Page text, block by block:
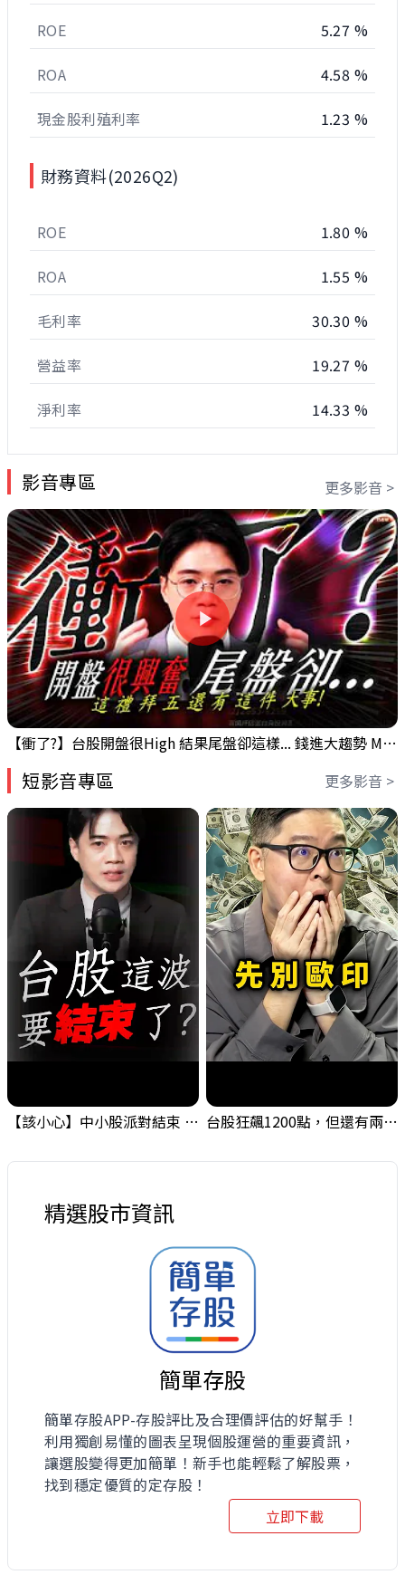
ROE 5.27 %
ROA 4.58 %
現金股利殖利率 1.23 %
財務資料(2026Q2)
ROE 1.80 %
ROA 1.55 %
毛利率 30.30 %
營益率 19.27 %
淨利率 14.33 %
影音專區 更多影音 >
【衝了?】台股開盤很High 結果尾盤卻這樣... 錢進大趨勢 Mr.智霖 陳 2026/08/05
短影音專區 更多影音 >
【該小心】中小股派對結束 ? 關鍵訊號都指向... 台股狂飆1200點，但還有兩關沒過｜Mr.Jimmy高志銘 #台股 #期貨 #加權指數
精選股市資訊
簡單存股
簡單存股APP-存股評比及合理價評估的好幫手！
利用獨創易懂的圖表呈現個股運營的重要資訊，
讓選股變得更加簡單！新手也能輕鬆了解股票，
找到穩定優質的定存股！
立即下載